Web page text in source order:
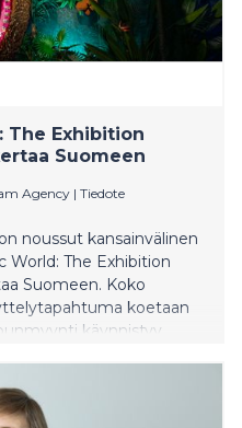
The Exhibition
Suomeen
Agency | Tiedote
noussut kansainvälinen
World: The Exhibition
Suomeen. Koko
koetaan
käynnistyy